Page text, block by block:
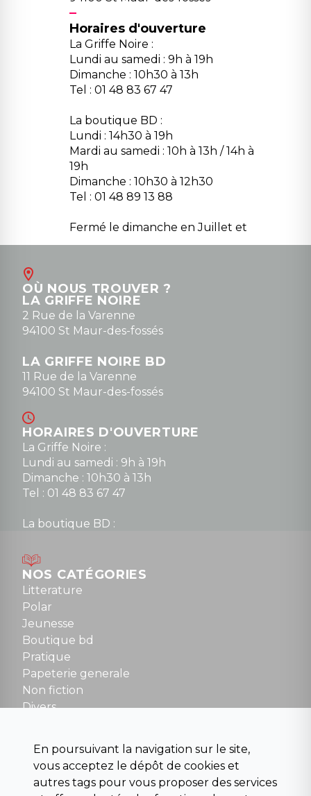
Horaires d'ouverture
La Griffe Noire :
Lundi au samedi : 9h à 19h
Dimanche : 10h30 à 13h
Tel : 01 48 83 67 47
La boutique BD :
Lundi : 14h30 à 19h
Mardi au samedi : 10h à 13h / 14h à
19h
Dimanche : 10h30 à 12h30
Tel : 01 48 89 13 88
Fermé le dimanche en Juillet et
Août
contact@la-griffe-noire.com
0148836747
OÙ NOUS TROUVER ?
LA GRIFFE NOIRE
2 Rue de la Varenne
94100 St Maur-des-fossés
LA GRIFFE NOIRE BD
11 Rue de la Varenne
94100 St Maur-des-fossés
HORAIRES D'OUVERTURE
La Griffe Noire :
Lundi au samedi : 9h à 19h
Dimanche : 10h30 à 13h
Tel : 01 48 83 67 47
La boutique BD :
Mardi au samedi : 10h à 13h / 14h à 19h
Dimanche : 10h30 à 12h30
Tel : 01 48 89 13 88
Fermé le dimanche en Juillet et Août
NOUS CONTACTER
contact@la-griffe-noire.com
NOS CATÉGORIES
Litterature
Polar
Jeunesse
Boutique bd
Pratique
Papeterie generale
Non fiction
Divers
Para scolaire
Histoire
Pochoteque
En poursuivant la navigation sur le site,
vous acceptez le dépôt de cookies et
autres tags pour vous proposer des services